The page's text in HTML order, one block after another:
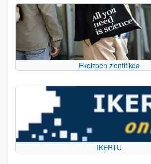
Ekoizpen zientifikoa
IKERTU